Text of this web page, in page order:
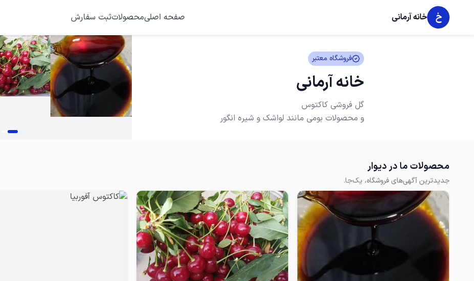
خ خانه آرمانی صفحه اصلیمحصولاتثبت سفارش
فروشگاه معتبر
خانه آرمانی
و محصولات بومی مانند لواشک و شیره انگور
محصولات ما در دیوار
جدیدترین آگهی‌های فروشگاه، یک‌جا.